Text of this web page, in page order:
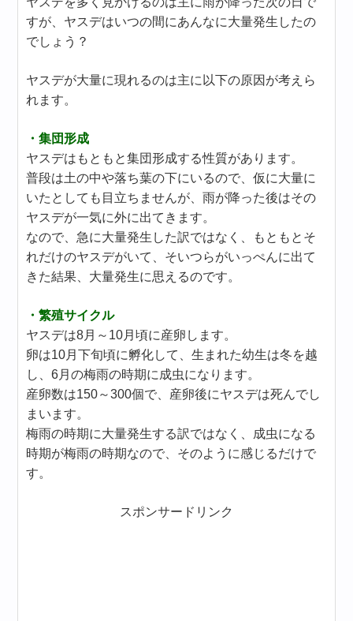
すが、ヤスデはいつの間にあんなに大量発生したの
でしょう？
ヤスデが大量に現れるのは主に以下の原因が考えら
れます。
・集団形成
ヤスデはもともと集団形成する性質があります。
普段は土の中や落ち葉の下にいるので、仮に大量に
いたとしても目立ちませんが、雨が降った後はその
ヤスデが一気に外に出てきます。
なので、急に大量発生した訳ではなく、もともとそ
れだけのヤスデがいて、そいつらがいっぺんに出て
きた結果、大量発生に思えるのです。
・繁殖サイクル
ヤスデは8月～10月頃に産卵します。
卵は10月下旬頃に孵化して、生まれた幼生は冬を越
し、6月の梅雨の時期に成虫になります。
産卵数は150～300個で、産卵後にヤスデは死んでし
まいます。
梅雨の時期に大量発生する訳ではなく、成虫になる
時期が梅雨の時期なので、そのように感じるだけで
す。
スポンサードリンク